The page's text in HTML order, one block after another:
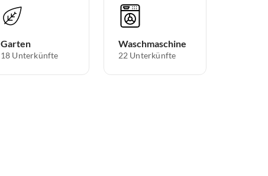
Garten
18 Unterkünfte
Waschmaschine
22 Unterkünfte